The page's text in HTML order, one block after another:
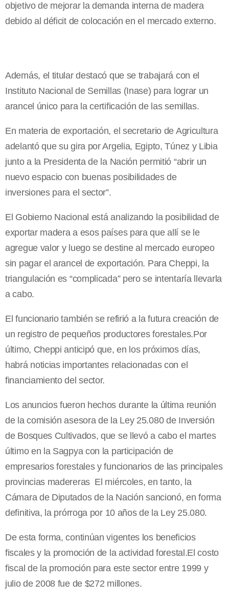
objetivo de mejorar la demanda interna de madera
debido al déficit de colocación en el mercado externo.
Además, el titular destacó que se trabajará con el
Instituto Nacional de Semillas (Inase) para lograr un
arancel único para la certificación de las semillas.
En materia de exportación, el secretario de Agricultura
adelantó que su gira por Argelia, Egipto, Túnez y Libia
junto a la Presidenta de la Nación permitió “abrir un
nuevo espacio con buenas posibilidades de
inversiones para el sector”.
El Gobierno Nacional está analizando la posibilidad de
exportar madera a esos países para que allí se le
agregue valor y luego se destine al mercado europeo
sin pagar el arancel de exportación. Para Cheppi, la
triangulación es “complicada” pero se intentaría llevarla
a cabo.
El funcionario también se refirió a la futura creación de
un registro de pequeños productores forestales.Por
último, Cheppi anticipó que, en los próximos días,
habrá noticias importantes relacionadas con el
financiamiento del sector.
Los anuncios fueron hechos durante la última reunión
de la comisión asesora de la Ley 25.080 de Inversión
de Bosques Cultivados, que se llevó a cabo el martes
último en la Sagpya con la participación de
empresarios forestales y funcionarios de las principales
provincias madereras El miércoles, en tanto, la
Cámara de Diputados de la Nación sancionó, en forma
definitiva, la prórroga por 10 años de la Ley 25.080.
De esta forma, continúan vigentes los beneficios
fiscales y la promoción de la actividad forestal.El costo
fiscal de la promoción para este sector entre 1999 y
julio de 2008 fue de $272 millones.